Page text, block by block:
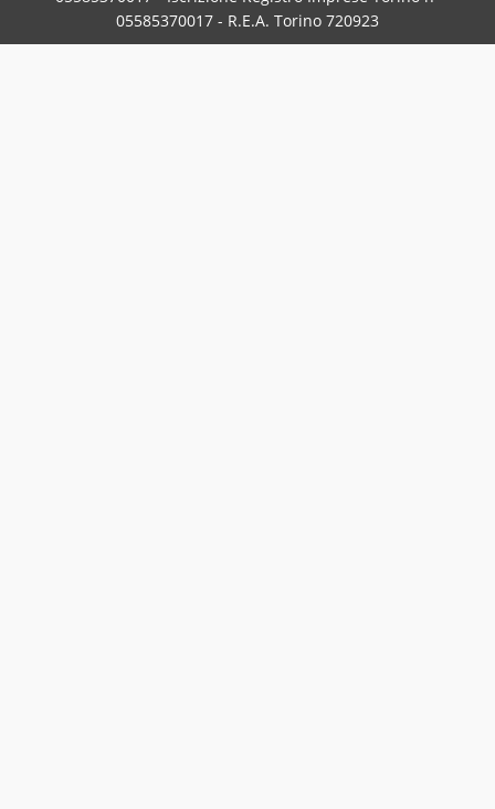
05585370017 - R.E.A. Torino 720923